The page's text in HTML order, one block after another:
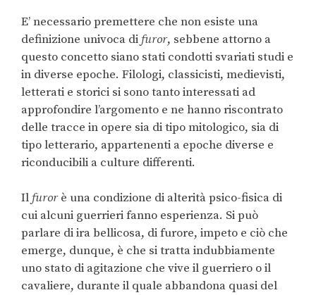
E’ necessario premettere che non esiste una
definizione univoca di furor, sebbene attorno a
questo concetto siano stati condotti svariati studi e
in diverse epoche. Filologi, classicisti, medievisti,
letterati e storici si sono tanto interessati ad
approfondire l’argomento e ne hanno riscontrato
delle tracce in opere sia di tipo mitologico, sia di
tipo letterario, appartenenti a epoche diverse e
riconducibili a culture differenti.
Il furorè una condizione di alterità psico-fisica di
cui alcuni guerrieri fanno esperienza. Si può
parlare di ira bellicosa, di furore, impeto e ciò che
emerge, dunque, è che si tratta indubbiamente
uno stato di agitazione che vive il guerriero o il
cavaliere, durante il quale abbandona quasi del